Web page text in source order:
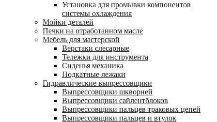
Установка для промывки компонентов
системы охлаждения
Мойки деталей
Печки на отработанном масле
Мебель для мастерской
Верстаки слесарные
Тележки для инструмента
Сиденья механика
Подкатные лежаки
Гидравлические выпрессовщики
Выпрессовщики шкворней
Выпрессовщики сайлентблоков
Выпрессовщики пальцев траковых цепей
Выпрессовщики пальцев и втулок